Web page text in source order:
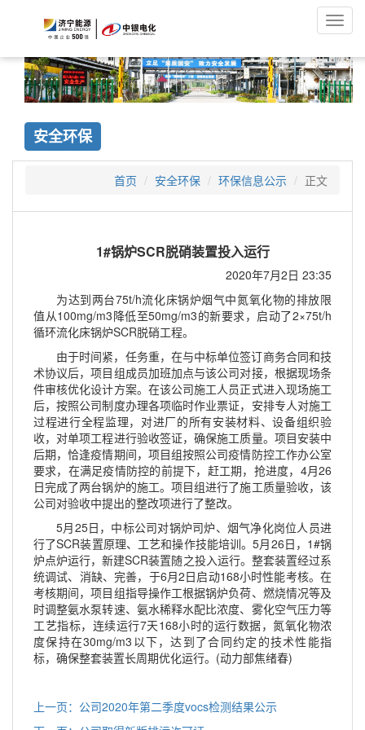
安全环保
首页 安全环保 环保信息公示 正文
1#锅炉SCR脱硝装置投入运行
2020年7月2日 23:35
为达到两台75t/h流化床锅炉烟气中氮氧化物的排放限
值从100mg/m3降低至50mg/m3的新要求，启动了2×75t/h
循环流化床锅炉SCR脱硝工程。
由于时间紧，任务重，在与中标单位签订商务合同和技
术协议后，项目组成员加班加点与该公司对接，根据现场条
件审核优化设计方案。在该公司施工人员正式进入现场施工
后，按照公司制度办理各项临时作业票证，安排专人对施工
过程进行全程监理，对进厂的所有安装材料、设备组织验
收，对单项工程进行验收签证，确保施工质量。项目安装中
后期，恰逢疫情期间，项目组按照公司疫情防控工作办公室
要求，在满足疫情防控的前提下，赶工期，抢进度，4月26
日完成了两台锅炉的施工。项目组进行了施工质量验收，该
公司对验收中提出的整改项进行了整改。
5月25日，中标公司对锅炉司炉、烟气净化岗位人员进
行了SCR装置原理、工艺和操作技能培训。5月26日，1#锅
炉点炉运行，新建SCR装置随之投入运行。整套装置经过系
统调试、消缺、完善，于6月2日启动168小时性能考核。在
考核期间，项目组指导操作工根据锅炉负荷、燃烧情况等及
时调整氨水泵转速、氨水稀释水配比浓度、雾化空气压力等
工艺指标，连续运行7天168小时的运行数据，氮氧化物浓
度保持在30mg/m3以下，达到了合同约定的技术性能指
标，确保整套装置长周期优化运行。(动力部焦绪春)
上一页：公司2020年第二季度vocs检测结果公示